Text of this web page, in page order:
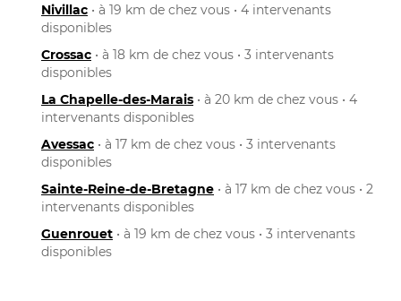
Nivillac • à 19 km de chez vous • 4 intervenants
disponibles
Crossac • à 18 km de chez vous • 3 intervenants
disponibles
La Chapelle-des-Marais • à 20 km de chez vous • 4
intervenants disponibles
Avessac • à 17 km de chez vous • 3 intervenants
disponibles
Sainte-Reine-de-Bretagne • à 17 km de chez vous • 2
intervenants disponibles
Guenrouet • à 19 km de chez vous • 3 intervenants
disponibles